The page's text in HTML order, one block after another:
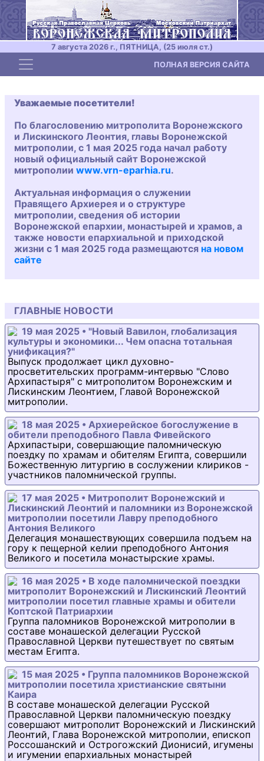
7 августа 2026 г., ПЯТНИЦА, (25 июля ст.)
Toggle navigation ПОЛНАЯ ВЕРСИЯ САЙТА
Уважаемые посетители!
По благословению митрополита Воронежского
и Лискинского Леонтия, главы Воронежской
митрополии, с 1 мая 2025 года начал работу
новый официальный сайт Воронежской
митрополии www.vrn-eparhia.ru.
Актуальная информация о служении
Правящего Архиерея и о структуре
митрополии, сведения об истории
Воронежской епархии, монастырей и храмов, а
также новости епархиальной и приходской
жизни с 1 мая 2025 года размещаются на новом
сайте
ГЛАВНЫЕ НОВОСТИ
19 мая 2025 • "Новый Вавилон, глобализация
культуры и экономики... Чем опасна тотальная
унификация?"
Выпуск продолжает цикл духовно-
просветительских программ-интервью "Слово
Архипастыря" с митрополитом Воронежским и
Лискинским Леонтием, Главой Воронежской
митрополии.
18 мая 2025 • Архиерейское богослужение в
обители преподобного Павла Фивейского
Архипастыри, совершающие паломническую
поездку по храмам и обителям Египта, совершили
Божественную литургию в сослужении клириков -
участников паломнической группы.
17 мая 2025 • Митрополит Воронежский и
Лискинский Леонтий и паломники из Воронежской
митрополии посетили Лавру преподобного
Антония Великого
Делегация монашествующих совершила подъем на
гору к пещерной келии преподобного Антония
Великого и посетила монастырские храмы.
16 мая 2025 • В ходе паломнической поездки
митрополит Воронежский и Лискинский Леонтий
митрополии посетил главные храмы и обители
Коптской Патриархии
Группа паломников Воронежской митрополии в
составе монашеской делегации Русской
Православной Церкви путешествует по святым
местам Египта.
15 мая 2025 • Группа паломников Воронежской
митрополии посетила христианские святыни
Каира
В составе монашеской делегации Русской
Православной Церкви паломническую поездку
совершают митрополит Воронежский и Лискинский
Леонтий, Глава Воронежской митрополии, епископ
Россошанский и Острогожский Дионисий, игумены
и игумении епархиальных монастырей